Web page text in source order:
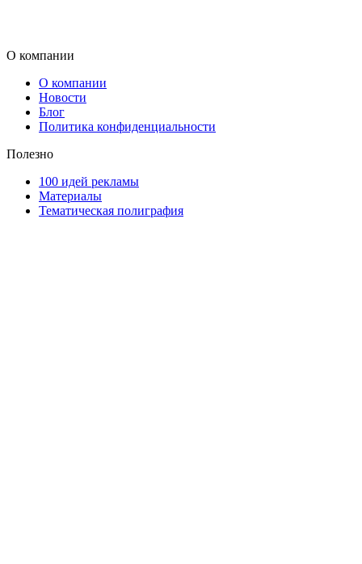
О компании
О компании
Новости
Блог
Политика конфиденциальности
Полезно
100 идей рекламы
Материалы
Тематическая полиграфия